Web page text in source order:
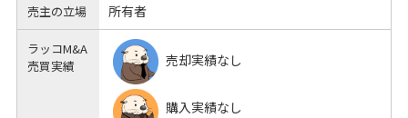
売主の立場 所有者
ラッコM&A
売買実績
売却実績なし
購入実績なし